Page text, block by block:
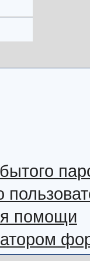
помощи